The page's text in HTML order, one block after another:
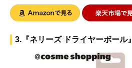
3.『ネリーズ ドライヤーボール』